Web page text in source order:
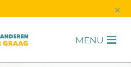
×
MENU H